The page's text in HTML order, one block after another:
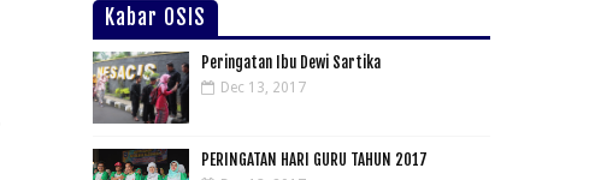
Kabar OSIS
Peringatan Ibu Dewi Sartika
Dec 13, 2017
PERINGATAN HARI GURU TAHUN 2017